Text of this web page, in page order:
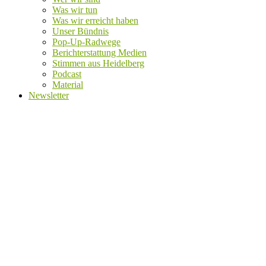
Was wir tun
Was wir erreicht haben
Unser Bündnis
Pop-Up-Radwege
Berichterstattung Medien
Stimmen aus Heidelberg
Podcast
Material
Newsletter